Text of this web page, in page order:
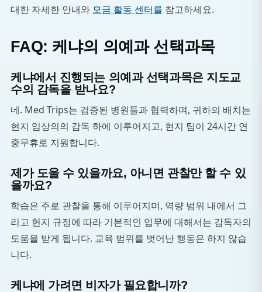
대한 자세한 안내와 모금 활동 센터를 참고하세요.
FAQ: 케냐의 의예과 선택과목
케냐에서 진행되는 의예과 선택과목은 지도교
수의 감독을 받나요?
네. Med Trips는 검증된 병원들과 협력하며, 귀하의 배치는
현지 임상의의 감독 하에 이루어지고, 현지 팀이 24시간 연
중무휴로 지원합니다.
제가 도울 수 있을까요, 아니면 관찰만 할 수 있
을까요?
학습은 주로 관찰을 통해 이루어지며, 역량 범위 내에서 그
리고 현지 규정에 따라 기본적인 업무에 대해서는 감독자의
도움을 받게 됩니다. 교육 범위를 벗어난 행동은 하지 않습
니다.
케냐에 가려면 비자가 필요합니까?